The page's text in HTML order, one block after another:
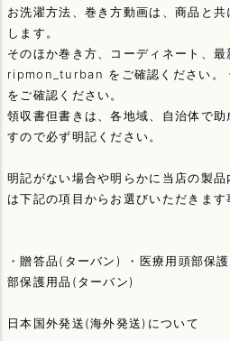
お洗濯方法、巻き方動画は、商品と
します。
そのほか巻き方、コーディネート、
ripmon_turban をご確認ください。
をご確認ください。
領収書但書きは、各地域、自治体で
すので必ず明記ください。
明記がない場合や明らかに当店の製
は下記の項目からお選びいただきます
・贈答品(ターバン) ・医療用頭部保
部保護用品(ターバン)
日本国外発送(海外発送)について